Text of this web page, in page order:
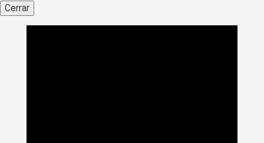
Cerrar